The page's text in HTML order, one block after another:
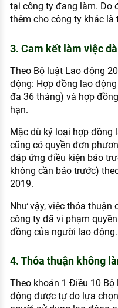
tại công ty đang làm. Do
thêm cho công ty khác
3. Cam kết làm việc
Theo Bộ luật Lao động
động: Hợp đồng lao
đa 36 tháng) và hợp
hạn.
Mặc dù ký loại hợp đồng
cũng có quyền đơn
đáp ứng điều kiện báo
không cần báo trước)
2019.
Như vậy, việc thỏa thuận
công ty đã vi phạm
đồng của người lao động.
4. Thỏa thuận không
Theo khoản 1 Điều 10
động được tự do lựa